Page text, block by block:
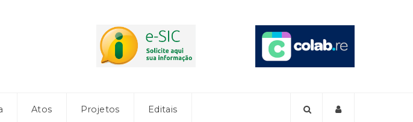
Atos Projetos Editais